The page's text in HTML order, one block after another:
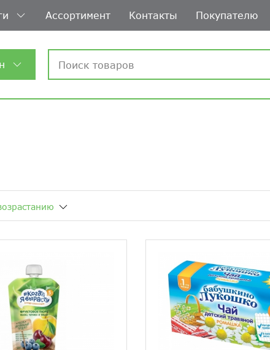
Ассортимент Контакты Покупателю